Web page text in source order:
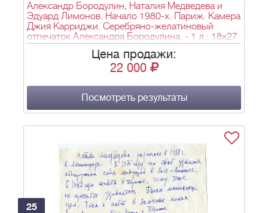
Александр Бородулин, Наталия Медведева и
Эдуард Лимонов. Начало 1980-х. Париж. Камера
Джия Карриджи. Серебряно-желатиновый
отпечаток Александра Бородулина. - 1 л.; 18х27
см.
Цена продажи:
22 000
Посмотреть результаты
25